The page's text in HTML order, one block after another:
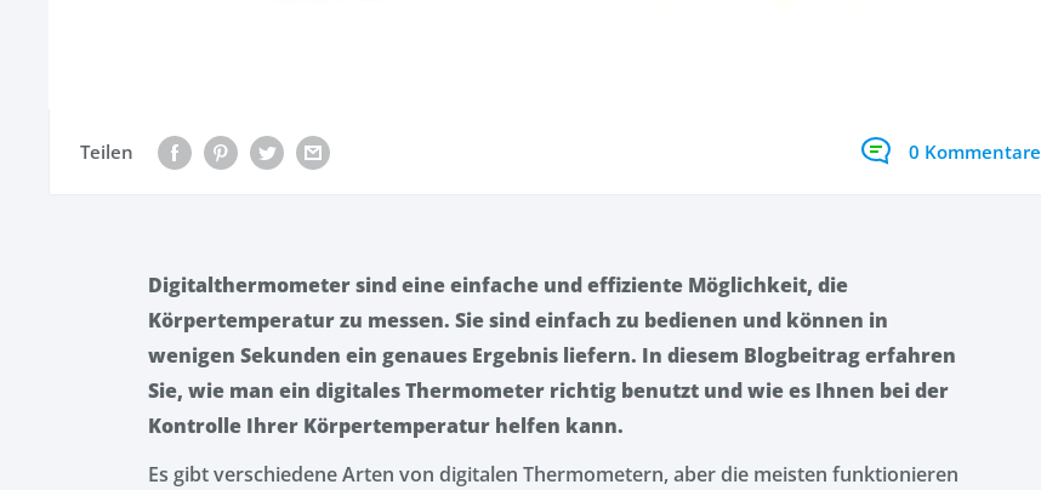
Teilen 0 Kommentare
Digitalthermometer sind eine einfache und effiziente Möglichkeit, die
Körpertemperatur zu messen. Sie sind einfach zu bedienen und können in
wenigen Sekunden ein genaues Ergebnis liefern. In diesem Blogbeitrag erfahren
Sie, wie man ein digitales Thermometer richtig benutzt und wie es Ihnen bei der
Kontrolle Ihrer Körpertemperatur helfen kann.
Es gibt verschiedene Arten von digitalen Thermometern, aber die meisten funktionieren